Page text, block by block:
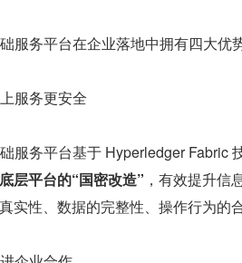
服务平台在企业落地中拥有四大优
服务更安全
服务平台基于 Hyperledger Fabric
层平台的“国密改造” ，有效提升信
实性、数据的完整性、操作行为的合